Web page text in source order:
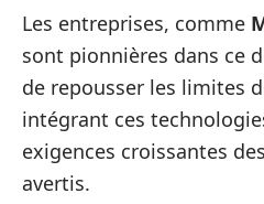
Les entreprises, comme
sont pionnières dans ce
de repousser les limites
intégrant ces
exigences croissantes
avertis.